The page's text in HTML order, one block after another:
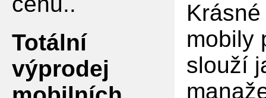
Totální
výprodej
mobily
slouží